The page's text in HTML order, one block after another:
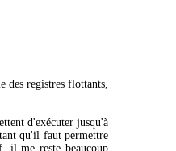
des registres flottants,
d'exécuter jusqu'à
qu'il faut permettre
il me reste beaucoup